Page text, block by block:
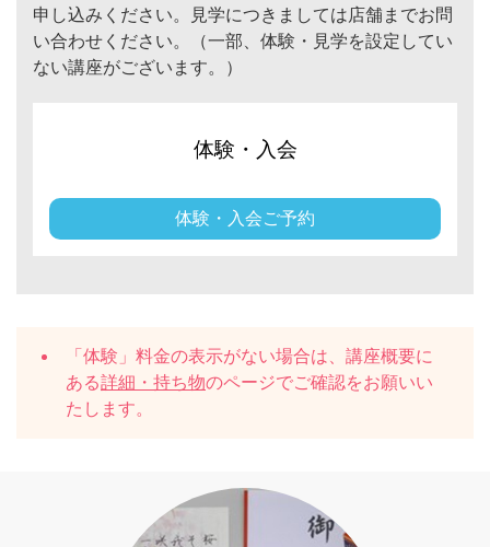
申し込みください。見学につきましては店舗までお問
い合わせください。（一部、体験・見学を設定してい
ない講座がございます。）
体験・入会
体験・入会ご予約
「体験」料金の表示がない場合は、講座概要に
ある詳細・持ち物のページでご確認をお願いい
たします。